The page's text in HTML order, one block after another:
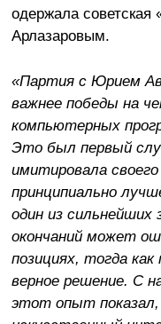
одержала советская
Арлазаровым.
«Партия с Юрием
важнее победы на
компьютерных
Это был первый
имитировала
принципиально
один из
окончаний может
позициях, тогда
верное решение. С
этот опыт